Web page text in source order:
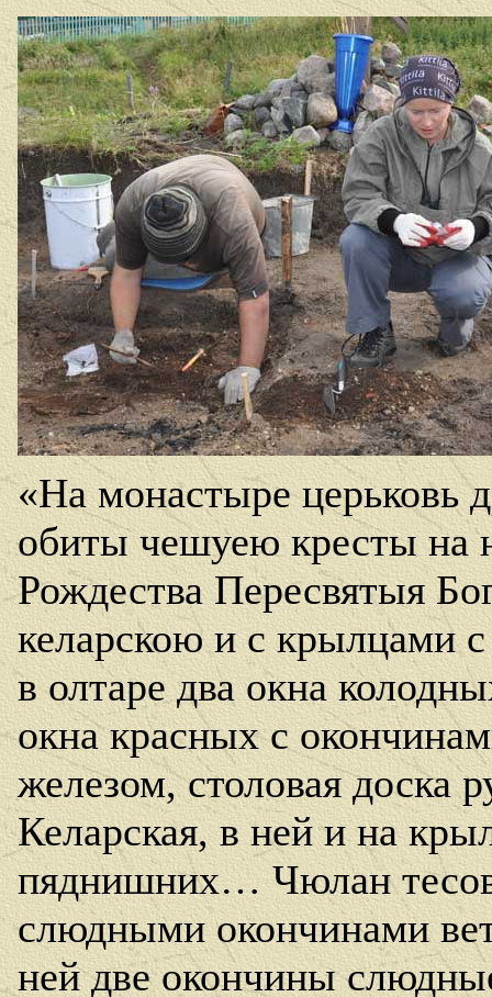
«На монастыре церьковь
обиты чешуею кресты на
Рождества Пересвятыя
келарскою и с крылцами
в олтаре два окна
окна красных с
железом, столовая доска
Келарская, в ней и на
пяднишних… Чюлан
слюдными окончинами
ней две окончины